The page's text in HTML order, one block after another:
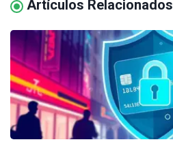
Artículos Relacionados